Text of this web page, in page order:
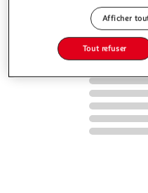
Afficher
Tout refuser